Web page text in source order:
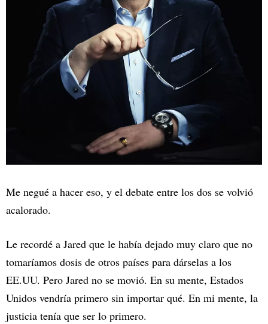
Me negué a hacer eso, y el debate entre los dos se volvió
acalorado.
Le recordé a Jared que le había dejado muy claro que no
tomaríamos dosis de otros países para dárselas a los
EE.UU. Pero Jared no se movió. En su mente, Estados
Unidos vendría primero sin importar qué. En mi mente, la
justicia tenía que ser lo primero.